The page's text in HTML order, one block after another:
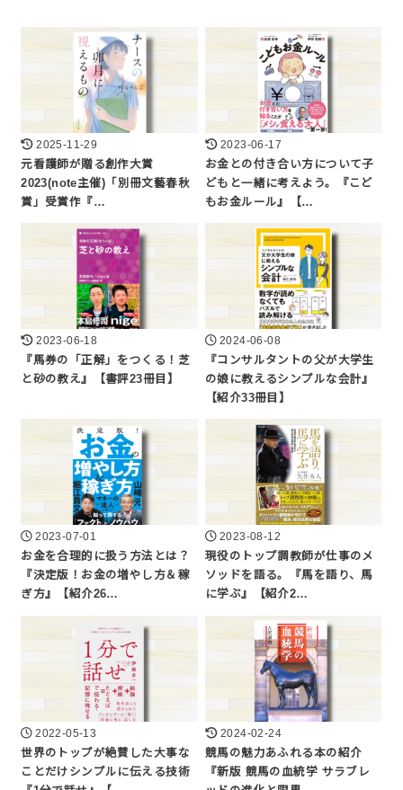
2025-11-29
元看護師が贈る創作大賞
2023(note主催)「別冊文藝春秋
賞」受賞作『…
2023-06-17
お金との付き合い方について子
どもと一緒に考えよう。『こど
もお金ルール』【…
2023-06-18
『馬券の「正解」をつくる！芝
と砂の教え』【書評23冊目】
2024-06-08
『コンサルタントの父が大学生
の娘に教えるシンプルな会計』
【紹介33冊目】
2023-07-01
お金を合理的に扱う方法とは？
『決定版！お金の増やし方＆稼
ぎ方』【紹介26…
2023-08-12
現役のトップ調教師が仕事のメ
ソッドを語る。『馬を語り、馬
に学ぶ』【紹介2…
2022-05-13
世界のトップが絶賛した大事な
ことだけシンプルに伝える技術
2024-02-24
競馬の魅力あふれる本の紹介
『新版 競馬の血統学 サラブレ